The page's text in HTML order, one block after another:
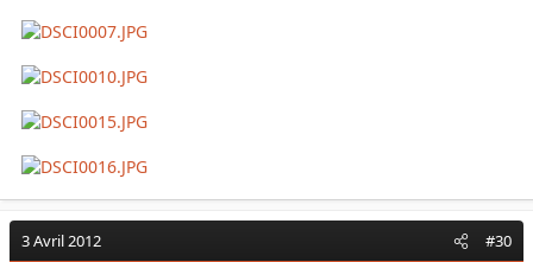
3 Avril 2012 #30